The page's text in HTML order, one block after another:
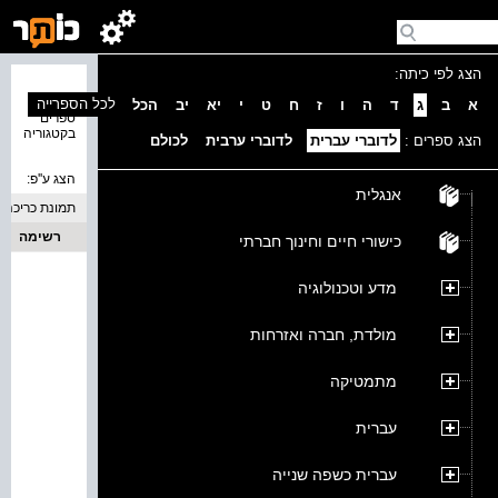
הצג לפי כיתה:
א
ב ג ד ה ו ז ח ט י יא יב הכל
הצג ספרים : לדוברי עברית לדוברי ערבית לכולם
אנגלית
כישורי חיים וחינוך חברתי
מדע וטכנולוגיה
מולדת, חברה ואזרחות
מתמטיקה
עברית
עברית כשפה שנייה
ספרים
בקטגוריה
לכל הספרייה
הצג ע''פ:
תמונת כריכה
רשימה